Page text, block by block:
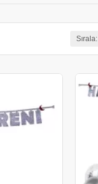
Sırala: